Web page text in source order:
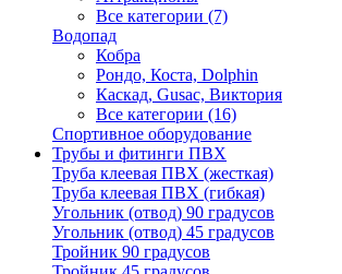
Все категории (7)
Водопад
Кобра
Рондо, Коста, Dolphin
Каскад, Gusac, Виктория
Все категории (16)
Спортивное оборудование
Трубы и фитинги ПВХ
Труба клеевая ПВХ (жесткая)
Труба клеевая ПВХ (гибкая)
Угольник (отвод) 90 градусов
Угольник (отвод) 45 градусов
Тройник 90 градусов